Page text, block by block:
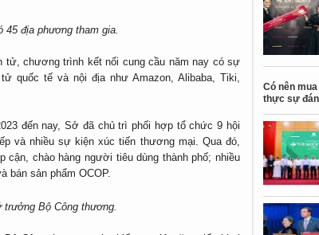
45 địa phương tham gia.
chương trình kết nối cung cầu năm nay có sự
quốc tế và nội địa như Amazon, Alibaba, Tiki,
đến nay, Sở đã chủ trì phối hợp tổ chức 9 hội
và nhiều sự kiện xúc tiến thương mại. Qua đó,
cận, chào hàng người tiêu dùng thành phố; nhiều
bán sản phẩm OCOP.
trưởng Bộ Công thương.
Có nên
thực sự